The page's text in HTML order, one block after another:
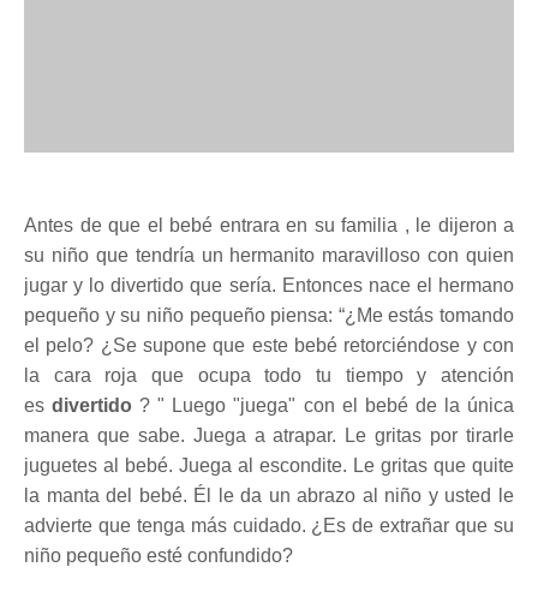
Antes de que el bebé entrara en su familia , le dijeron a
su niño que tendría un hermanito maravilloso con quien
jugar y lo divertido que sería. Entonces nace el hermano
pequeño y su niño pequeño piensa: “¿Me estás tomando
el pelo? ¿Se supone que este bebé retorciéndose y con
la cara roja que ocupa todo tu tiempo y atención
esdivertido ? " Luego "juega" con el bebé de la única
manera que sabe. Juega a atrapar.
Le gritas por tirarle
juguetes al bebé. Juega al escondite. Le gritas que quite
la manta del bebé. Él le da un abrazo al niño y usted le
advierte que tenga más cuidado. ¿Es de extrañar que su
niño pequeño esté confundido?